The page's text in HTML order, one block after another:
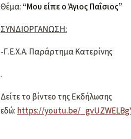
Θέμα: “Μου είπε ο Άγιος Παΐσιος”
ΣΥΝΔΙΟΡΓΑΝΩΣΗ:
-Γ.Ε.Χ.Α. Παράρτημα Κατερίνης
.
Δείτε το βίντεο της Εκδήλωσης
εδώ:https://youtu.be/